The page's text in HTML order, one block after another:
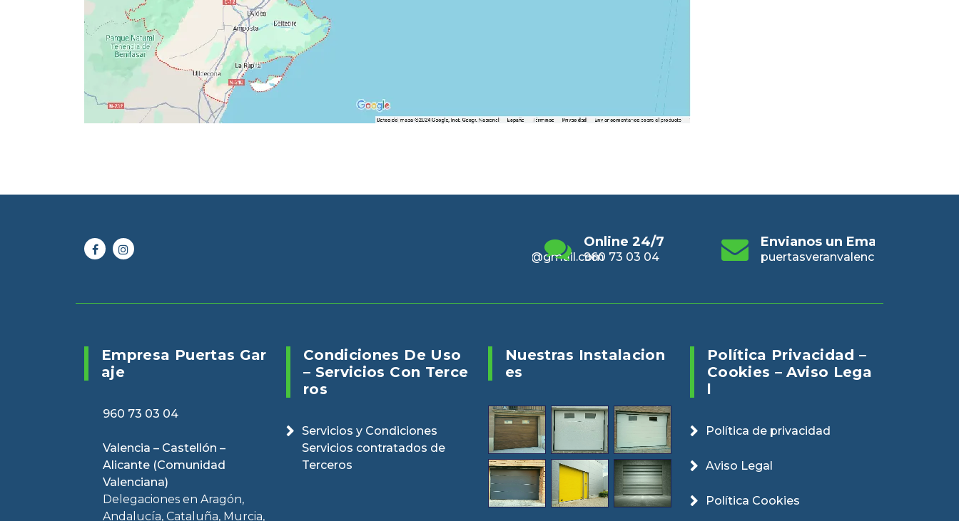
Online 24/7
960 73 03 04
Envianos un Email
puertasveranvalencia@gmail.com
Online 24/7
960 73 03 04
Empresa Puertas Gar
Aje
960 73 03 04
Valencia – Castellón –
Alicante (Comunidad
Valenciana)
Delegaciones en Aragón,
Andalucía, Cataluña, Murcia,
Condiciones De Uso
– Servicios Con Terce
Ros
Servicios y Condiciones
Servicios contratados de
Terceros
Nuestras Instalacion
Es
Política Privacidad –
Cookies – Aviso Lega
L
Política de privacidad
Aviso Legal
Política Cookies